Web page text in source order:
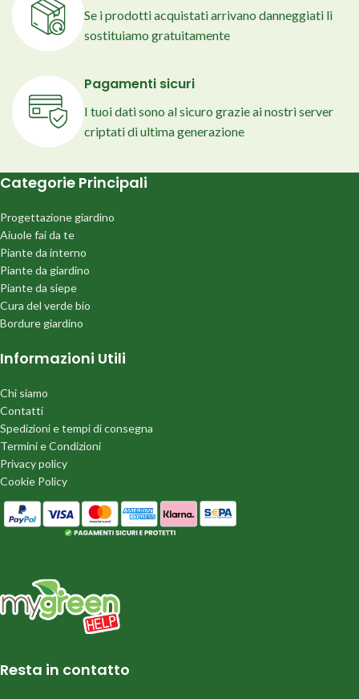
Se i prodotti acquistati arrivano danneggiati li
sostituiamo gratuitamente
Pagamenti sicuri
I tuoi dati sono al sicuro grazie ai nostri server
criptati di ultima generazione
Categorie Principali
Progettazione giardino
Aiuole fai da te
Piante da interno
Piante da giardino
Piante da siepe
Cura del verde bio
Bordure giardino
Informazioni Utili
Chi siamo
Contatti
Spedizioni e tempi di consegna
Termini e Condizioni
Privacy policy
Cookie Policy
Resta in contatto